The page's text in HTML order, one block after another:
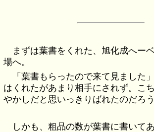
まずは葉書をくれた、旭化成へー
場へ。
「葉書もらったので来て見ました
はくれたがあまり相手にされず。こ
やかしだと思いっきりばれたのだろう
しかも、粗品の数が葉書に書いて